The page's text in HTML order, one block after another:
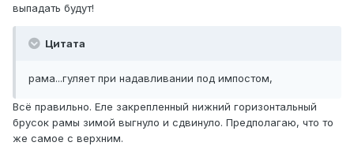
выпадать будут!
Цитата
рама...гуляет при надавливании под импостом,
Всё правильно. Еле закрепленный нижний горизонтальный
брусок рамы зимой выгнуло и сдвинуло. Предполагаю, что то
же самое с верхним.